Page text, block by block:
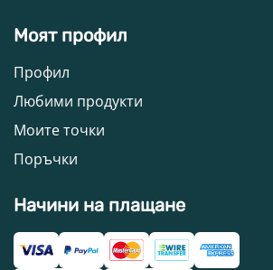
Моят профил
Профил
Любими продукти
Моите точки
Поръчки
Начини на плащане